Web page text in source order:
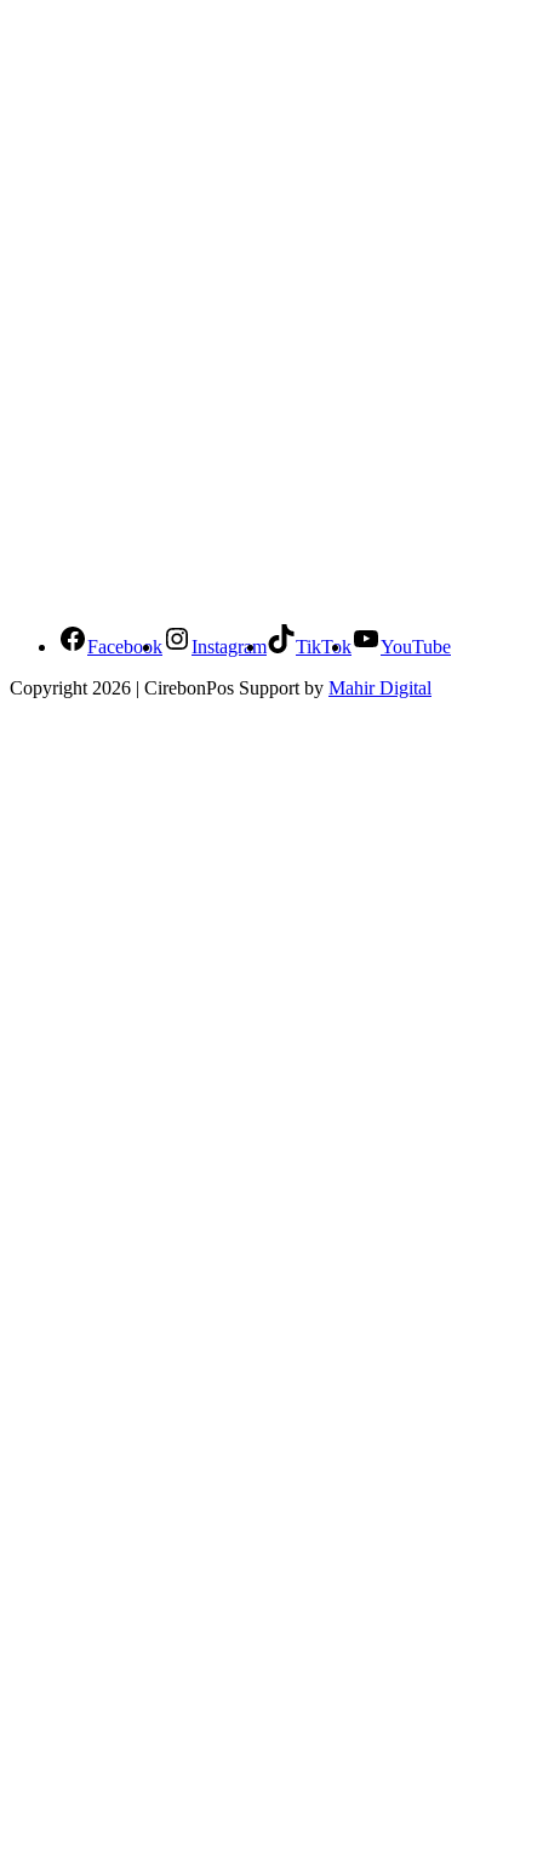
Facebook Instagram TikTok
YouTube
Copyright 2026 | CirebonPos Support by Mahir Digital